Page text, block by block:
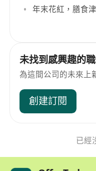
年末花紅，膳食
未找到感興趣的
為這間公司的未來上
創建訂閱
已經